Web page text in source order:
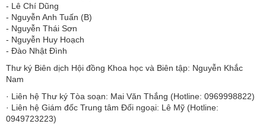
- Lê Chí Dũng
- Nguyễn Anh Tuấn (B)
- Nguyễn Thái Sơn
- Nguyễn Huy Hoạch
- Đào Nhật Đình
Thư ký Biên dịch Hội đồng Khoa học và Biên tập: Nguyễn Khắc
Nam
· Liên hệ Thư ký Tòa soạn: Mai Văn Thắng (Hotline: 0969998822)
· Liên hệ Giám đốc Trung tâm Đối ngoại: Lê Mỹ (Hotline:
0949723223)